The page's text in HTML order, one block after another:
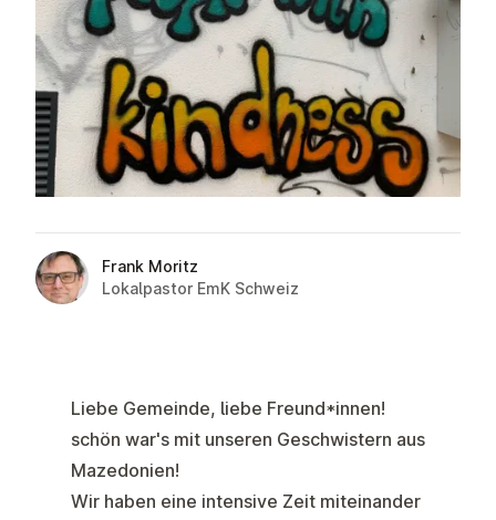
Frank Moritz
Lokalpastor EmK Schweiz
Liebe Gemeinde, liebe Freund*innen!
schön war's mit unseren Geschwistern aus
Mazedonien!
Wir haben eine intensive Zeit miteinander